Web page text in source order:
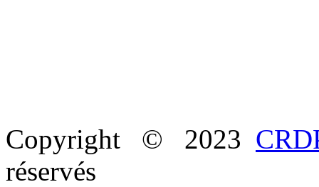
Copyright © 2023
réservés